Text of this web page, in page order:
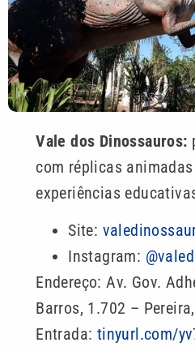
Vale dos Dinossauros:
com réplicas
experiências
Site:
Instagram:
Endereço: Av. Gov.
Barros, 1.702 –
Entrada: tinyurl.com/